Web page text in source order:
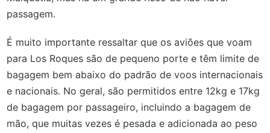
passagem.
É muito importante ressaltar que os aviões que voam
para Los Roques são de pequeno porte e têm limite de
bagagem bem abaixo do padrão de voos internacionais
e nacionais. No geral, são permitidos entre 12kg e 17kg
de bagagem por passageiro, incluindo a bagagem de
mão, que muitas vezes é pesada e adicionada ao peso